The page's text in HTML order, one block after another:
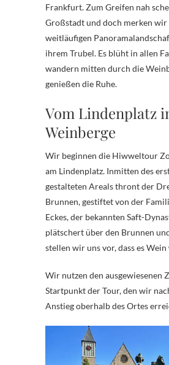
Frankfurt. Zum Greifen nah
Großstadt und doch merken
weitläufigen
ihrem Trubel. Es blüht in allen
wandern mitten durch die
genießen die Ruhe.
Vom Lindenplatz
Weinberge
Wir beginnen die Hiwweltour
am Lindenplatz. Inmitten des
gestalteten Areals thront der
Brunnen, gestiftet von der
Eckes, der bekannten Saft-
plätschert über den Brunnen
stellen wir uns vor, dass es Wein
Wir nutzen den ausgewiesenen
Startpunkt der Tour, den wir
Anstieg oberhalb des Ortes